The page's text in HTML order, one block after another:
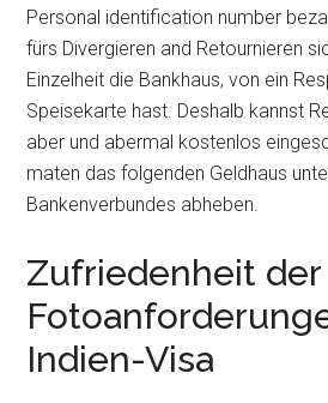
Personal identification number
fürs Divergieren and Retournieren
Einzelheit die Bankhaus, von ein
Speisekarte hast. Deshalb kannst
aber und abermal kostenlos
ma­ten das folgenden Geldhaus
Bankenverbundes abheben.
Zufriedenheit der
Indien-Visa